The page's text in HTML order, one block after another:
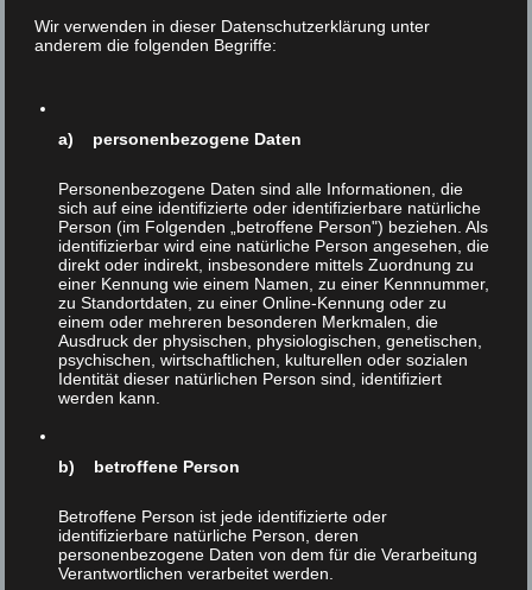
Da wir über kein Kontaktformular verfügen, die
keine personenbezogenen Analysewerkzeuge
verwenden, entfällt somit eine Einwilligung auf
Verwendung personenbezogener Daten.
Kommentare
Die Kommentarfunktion wurde von uns
deaktiviert. Daher entfällt somit eine
diesbezügliche Einwilligung auf Verwendung
personenbezogener Daten.
Wir verwenden in dieser Datenschutzerklärung unter
anderem die folgenden Begriffe:
a) personenbezogene Daten
Personenbezogene Daten sind alle Informationen, die
sich auf eine identifizierte oder identifizierbare natürliche
Person (im Folgenden „betroffene Person") beziehen. Als
identifizierbar wird eine natürliche Person angesehen, die
direkt oder indirekt, insbesondere mittels Zuordnung zu
einer Kennung wie einem Namen, zu einer Kennnummer,
zu Standortdaten, zu einer Online-Kennung oder zu
einem oder mehreren besonderen Merkmalen, die
Ausdruck der physischen, physiologischen, genetischen,
psychischen, wirtschaftlichen, kulturellen oder sozialen
Identität dieser natürlichen Person sind, identifiziert
werden kann.
b) betroffene Person
Betroffene Person ist jede identifizierte oder
identifizierbare natürliche Person, deren
personenbezogene Daten von dem für die Verarbeitung
Verantwortlichen verarbeitet werden.